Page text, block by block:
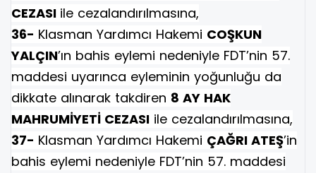
CEZASI ile cezalandırılmasına,
36- Klasman Yardımcı Hakemi COŞKUN
YALÇIN’ın bahis eylemi nedeniyle FDT’nin 57.
maddesi uyarınca eyleminin yoğunluğu da
dikkate alınarak takdiren 8 AY HAK
MAHRUMİYETİ CEZASI ile cezalandırılmasına,
37- Klasman Yardımcı Hakemi ÇAĞRI ATEŞ’in
bahis eylemi nedeniyle FDT’nin 57. maddesi